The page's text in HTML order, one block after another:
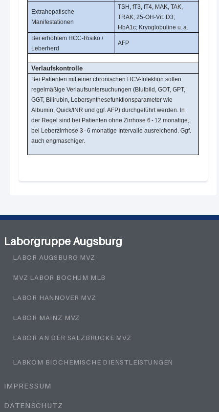
Extrahepatische
Manifestationen
TSH, fT3, fT4, MAK, TAK,
TRAK; 25-OH-Vit. D3;
HbA1c; Kryoglobuline u. a.
Bei erhöhtem HCC-Risiko /
Leberherd
AFP
Verlaufskontrolle
Bei Patienten mit einer chronischen HCV-Infektion sollen
regelmäßige Verlaufsuntersuchungen (Blutbild, GOT, GPT,
GGT, Bilirubin, Lebersynthesefunktionsparameter wie
Albumin, Quick/INR und ggf. AFP) durchgeführt werden. In
der Regel sind bei Patienten ohne Zirrhose 6 - 12 monatige,
bei Leberzirrhose 3 - 6 monatige Intervalle ausreichend. Ggf.
auch engmaschiger.
IMPRESSUM
DATENSCHUTZ
Laborgruppe Augsburg
LABOR AUGSBURG MVZ
MVZ LABOR BOCHUM MLB
LABOR HANNOVER MVZ
LABOR MAINZ MVZ
LABOR AN DER SALZBRÜCKE MVZ
LABKOM BIOCHEMISCHE DIENSTLEISTUNGEN